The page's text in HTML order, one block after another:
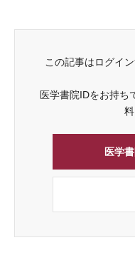
この記事はログイ
医学書院IDをお持ち
医学